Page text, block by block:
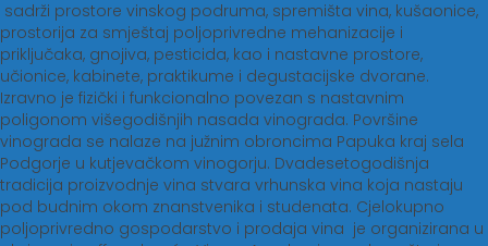
sadrži prostore vinskog podruma, spremišta vina, kušaonice,
prostorija za smještaj poljoprivredne mehanizacije i
priključaka, gnojiva, pesticida, kao i nastavne prostore,
učionice, kabinete, praktikume i degustacijske dvorane.
Izravno je fizički i funkcionalno povezan s nastavnim
poligonom višegodišnjih nasada vinograda. Površine
vinograda se nalaze na južnim obroncima Papuka kraj sela
Podgorje u kutjevačkom vinogorju. Dvadesetogodišnja
tradicija proizvodnje vina stvara vrhunska vina koja nastaju
pod budnim okom znanstvenika i studenata. Cjelokupno
poljoprivredno gospodarstvo i prodaja vina je organizirana u